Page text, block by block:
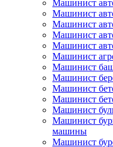
Машинист
Машинист
Машинист
Машинист
Машинист
Машинист
Машинист
Машинист
Машинист
Машинист
Машинист
Машинист
машины
Машинист